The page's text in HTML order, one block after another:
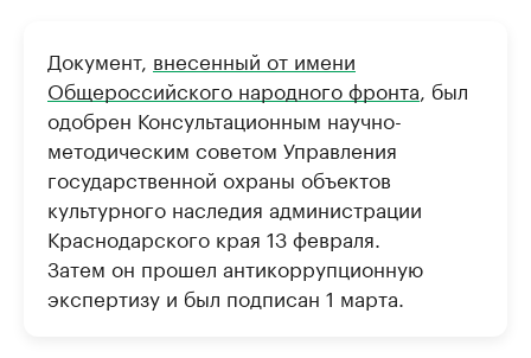
Документ, внесенный от имени
Общероссийского народного фронта, был
одобрен Консультационным научно-
методическим советом Управления
государственной охраны объектов
культурного наследия администрации
Краснодарского края 13 февраля.
Затем он прошел антикоррупционную
экспертизу и был подписан 1 марта.